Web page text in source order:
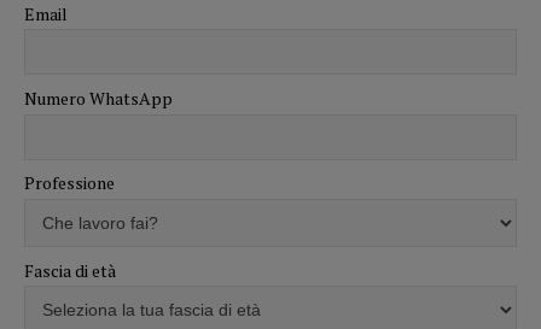
Email
Numero WhatsApp
Professione
Fascia di età